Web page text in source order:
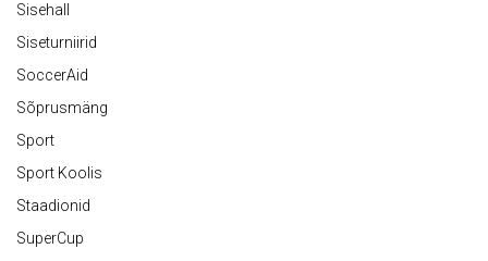
Sisehall
Siseturniirid
SoccerAid
Sõprusmäng
Sport
Sport Koolis
Staadionid
SuperCup